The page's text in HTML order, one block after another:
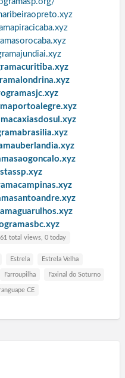
total views, 0 today
Estrela Estrela Velha
Farroupilha Faxinal do Soturno
CE